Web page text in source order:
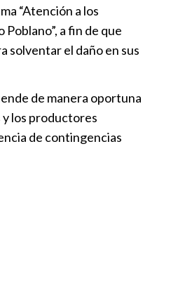
“Atención a los
a fin de que
solventar el daño en sus
de manera oportuna
y los productores
de contingencias